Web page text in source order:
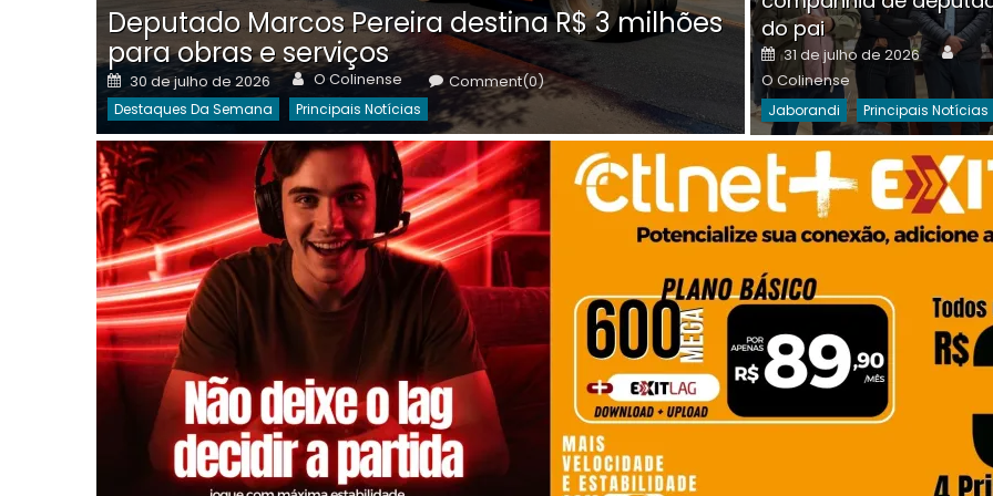
Deputado Marcos Pereira destina R$ 3 milhões
para obras e serviços
Posted
on
30 de julho de 2026 Author
O Colinense Comment(0)
Destaques Da Semana Principais Notícias
on
30 de julho de 2026 O
Destaques Da Semana
do pai
Posted
on
31 de julho de 2026
O Colinense
Jaborandi Principais Notícias